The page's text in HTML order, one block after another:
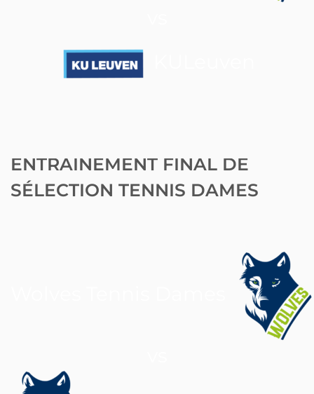
ENTRAINEMENT FINAL DE
SÉLECTION TENNIS DAMES